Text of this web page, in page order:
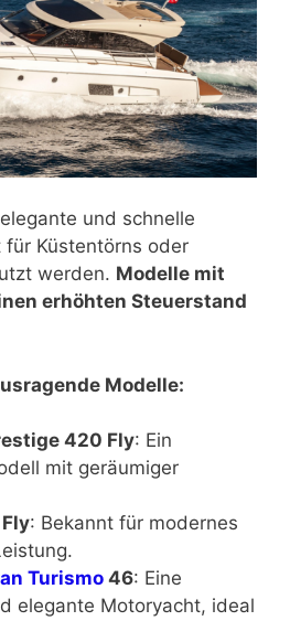
und schnelle
Küstentörns oder
werden. Modelle mit
erhöhten Steuerstand
Modelle:
420 Fly: Ein
mit geräumiger
: Bekannt für modernes
Turismo46: Eine
elegante Motoryacht, ideal